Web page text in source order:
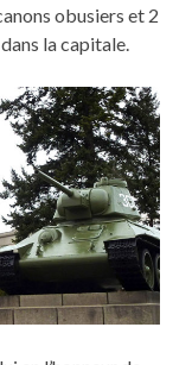
obusiers et 2
la capitale.